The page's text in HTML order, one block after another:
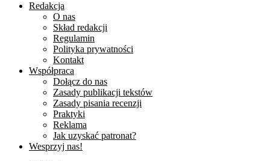
Redakcja
O nas
Skład redakcji
Regulamin
Polityka prywatności
Kontakt
Współpraca
Dołącz do nas
Zasady publikacji tekstów
Zasady pisania recenzji
Praktyki
Reklama
Jak uzyskać patronat?
Wesprzyj nas!